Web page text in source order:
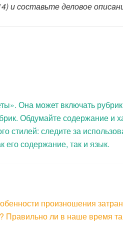
и составьте деловое
Она может включать
Обдумайте содержание и
стилей: следите за
его содержание, так и язык.
произношения
Правильно ли в наше время